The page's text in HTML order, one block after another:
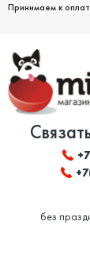
Принимаем к
без